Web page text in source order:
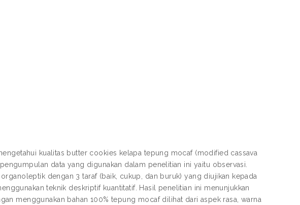
kualitas butter cookies kelapa tepung mocaf (modified cassava
data yang digunakan dalam penelitian ini yaitu observasi.
dengan 3 taraf (baik, cukup, dan buruk) yang diujikan kepada
teknik deskriptif kuantitatif. Hasil penelitian ini menunjukkan
menggunakan bahan 100% tepung mocaf dilihat dari aspek rasa, warna